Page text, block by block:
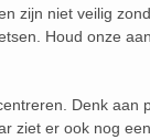
zijn niet veilig
Houd onze
Denk
ziet er ook nog